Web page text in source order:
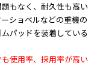
もなく、耐久性も高い
ショベルなどの重機の
パッドを装着している
使用率、採用率が高い